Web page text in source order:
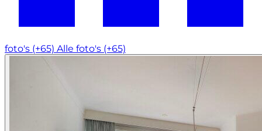
foto's (+65) Alle foto's (+65)